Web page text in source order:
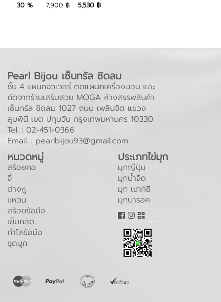
5,530 ฿ Add to Bag
30 % 7,900 ฿ 5,530 ฿
Pearl Bijou เซ็นทรัล ชิดลม
ชั้น 4 แผนกจิวเวลรี่ ติดแผนกเครื่องนอน และ
ถัดจากร้านเสริมสวย MOGA ห้างสรรพสินค้า
เซ็นทรัล ชิดลม 1027 ถนน เพลินจิต แขวง
ลุมพินี เขต ปทุมวัน กรุงเทพมหานคร 10330
Tel. : 02-451-0366
Email. : pearlbijou93@gmail.com
หมวดหมู่
สร้อยคอ
จี้
ต่างหู
แหวน
สร้อยข้อมือ
เข็มกลัด
กำไลข้อมือ
ชุดมุก
ประเภทไข่มุก
มุกญี่ปุ่น
มุกน้ำจืด
มุก เซาท์ซี
มุกบารอค